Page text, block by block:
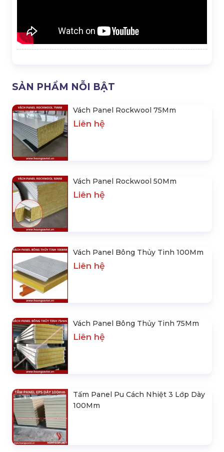
SẢN PHẨM NỖI BẬT
Vách Panel Rockwool 75Mm
Liên hệ
Vách Panel Rockwool 50Mm
Liên hệ
Vách Panel Bông Thủy Tinh 100Mm
Liên hệ
Vách Panel Bông Thủy Tinh 75Mm
Liên hệ
Tấm Panel Pu Cách Nhiệt 3 Lớp Dày
100Mm